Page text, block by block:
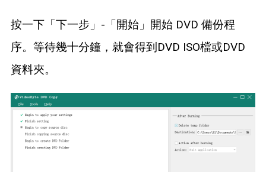
按一下「下一步」-「開始」開始 DVD 備份程
序。等待幾十分鐘，就會得到DVD ISO檔或DVD
資料夾。